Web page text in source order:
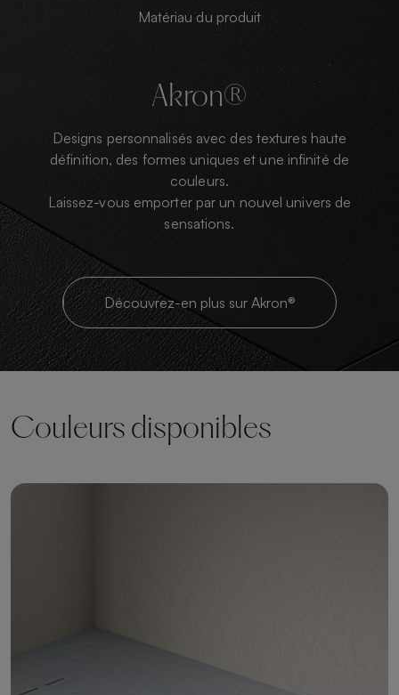
Matériau du produit
Akron®
Designs personnalisés avec des textures haute
définition, des formes uniques et une infinité de
couleurs.
Laissez-vous emporter par un nouvel univers de
sensations.
Découvrez-en plus sur Akron®
Couleurs disponibles